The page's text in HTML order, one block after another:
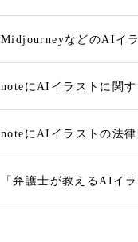
MidjourneyなどのAIイ
noteにAIイラストに関
noteにAIイラストの法
「弁護士が教えるAIイ